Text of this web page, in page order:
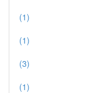
(1)
(1)
(3)
(1)